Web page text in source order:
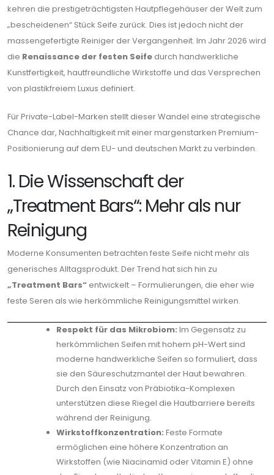
kehren die prestigeträchtigsten Hautpflegehäuser der Welt zum
„bescheidenen“ Stück Seife zurück. Dies ist jedoch nicht der
massengefertigte Reiniger der Vergangenheit. Im Jahr 2026 wird
die Renaissance der festen Seife durch handwerkliche
Kunstfertigkeit, hautfreundliche Wirkstoffe und das Versprechen
von plastikfreiem Luxus definiert.
Für Private-Label-Marken stellt dieser Wandel eine strategische
Chance dar, Nachhaltigkeit mit einer margenstarken Premium-
Positionierung auf dem EU- und deutschen Markt zu verbinden.
1. Die Wissenschaft der
„Treatment Bars“: Mehr als nur
Reinigung
Moderne Konsumenten betrachten feste Seife nicht mehr als
generisches Alltagsprodukt. Der Trend hat sich hin zu
„Treatment Bars“ entwickelt – Formulierungen, die eher wie
feste Seren als wie herkömmliche Reinigungsmittel wirken.
Respekt für das Mikrobiom: Im Gegensatz zu
herkömmlichen Seifen mit hohem pH-Wert sind
moderne handwerkliche Seifen so formuliert, dass
sie den Säureschutzmantel der Haut bewahren.
Durch den Einsatz von Präbiotika-Komplexen
unterstützen diese Riegel die Hautbarriere bereits
während der Reinigung.
Wirkstoffkonzentration: Feste Formate
ermöglichen eine höhere Konzentration an
Wirkstoffen (wie Niacinamid oder Vitamin E) ohne